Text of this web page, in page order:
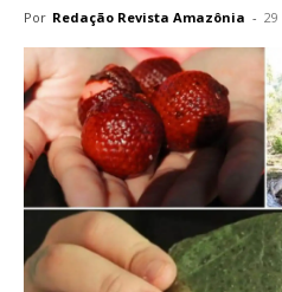
Por Redação Revista Amazônia -